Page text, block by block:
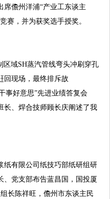
席儋州洋浦“产业工东谈主
赛，并为获奖选手授奖。
区域SH蒸汽管线弯头冲刷穿孔
回现场，最终排斥故
事好意思”先进业绩答复会
长、焊合技师顾长庆阐述了我
纸有限公司纸技巧部纸研组研
、党支部布告蓝昌国，国投厦
长陈祥旺，儋州市东谈主民